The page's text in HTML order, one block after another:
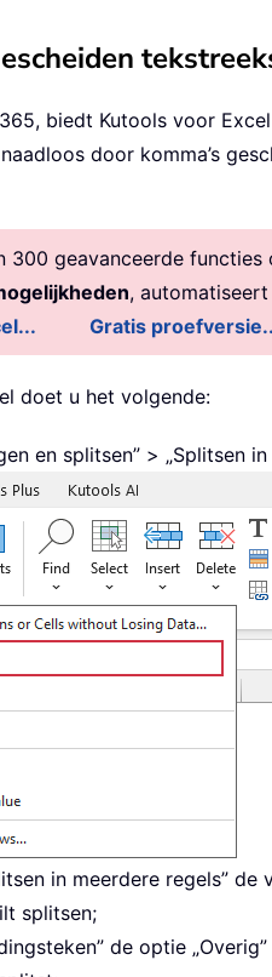
biedt Kutools voor
door komma’s
300 geavanceerde
,
Gratis
doet u het volgende:
en splitsen” > „Splitsen
in meerdere regels” de
splitsen;
de optie